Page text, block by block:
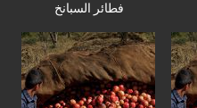
فطائر السبانخ